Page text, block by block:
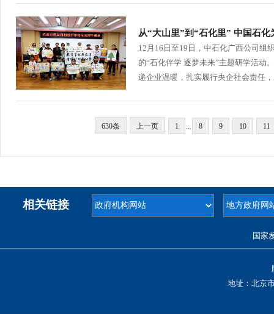
从“大山里”到“石化里” 中国石
12月16日至19日，中石化广西公司
的“石化伴学 逐梦未来”主题研学活动
递企业温暖，扎实履行央企社会责任
630条 上一页 1 .. 8 9 10 11
相关链接
国家
地址：北京